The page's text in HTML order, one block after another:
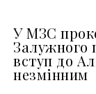
У МЗС
Залужного
вступ до
незмінним